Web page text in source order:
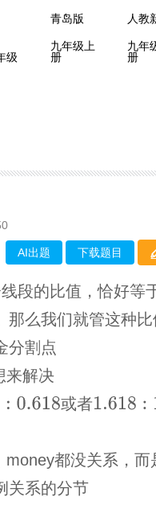
级
青岛版
九年级上
册
九年
册
AI出题 下载题目
段的比值，恰好等
那么我们就管这种
分割点
来解决
0.618 或者1.618: 1
都没关系，而
关系的分节